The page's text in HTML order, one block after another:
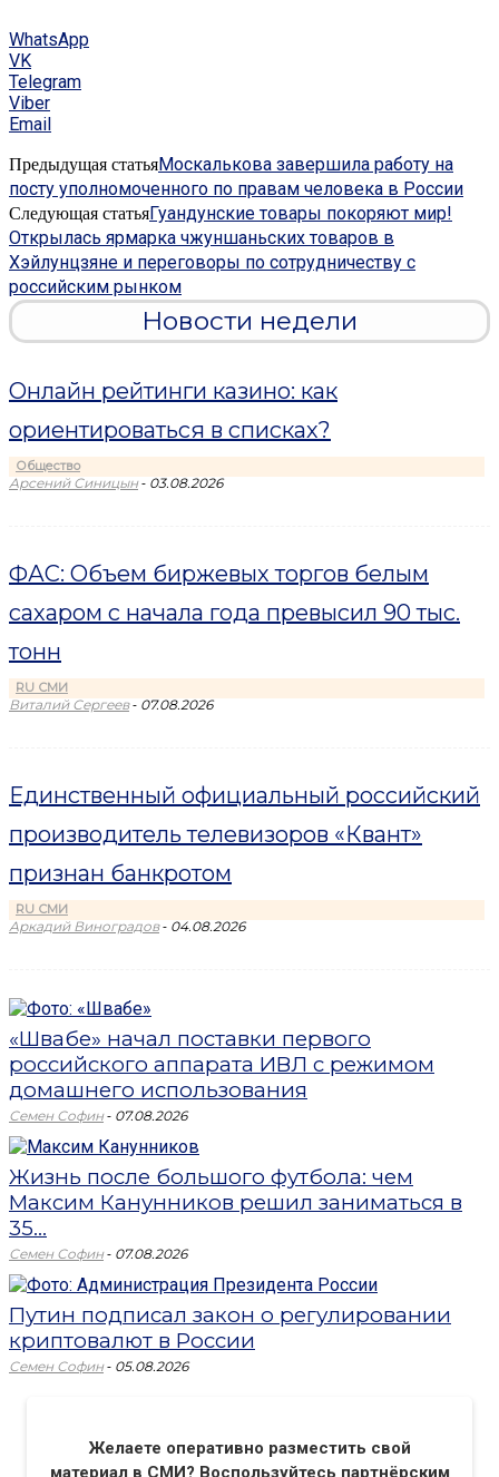
WhatsApp
VK
Telegram
Viber
Email
Предыдущая статьяМоскалькова завершила работу на
посту уполномоченного по правам человека в России
Следующая статьяГуандунские товары покоряют мир!
Открылась ярмарка чжуншаньских товаров в
Хэйлунцзяне и переговоры по сотрудничеству с
российским рынком
Новости недели
Онлайн рейтинги казино: как
ориентироваться в списках?
Общество
Арсений Синицын - 03.08.2026
ФАС: Объем биржевых торгов белым
сахаром с начала года превысил 90 тыс.
тонн
RU СМИ
Виталий Сергеев - 07.08.2026
Единственный официальный российский
производитель телевизоров «Квант»
признан банкротом
RU СМИ
Аркадий Виноградов - 04.08.2026
«Швабе» начал поставки первого
российского аппарата ИВЛ с режимом
домашнего использования
Семен Софин - 07.08.2026
Жизнь после большого футбола: чем
Максим Канунников решил заниматься в
35...
Семен Софин - 07.08.2026
Путин подписал закон о регулировании
криптовалют в России
Семен Софин - 05.08.2026
Желаете оперативно разместить свой
материал в СМИ? Воспользуйтесь партнёрским